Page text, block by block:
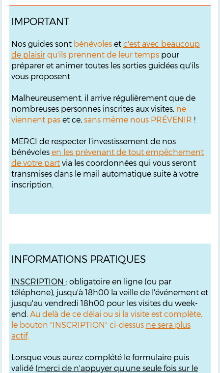
IMPORTANT
Nos guides sont bénévoleset c'est avec beaucoup
de plaisirqu'ils prennent de leur tempspour
préparer et animer toutes les sorties guidées qu'ils
vous proposent.
Malheureusement, il arrive régulièrement que de
nombreuses personnes inscrites aux visites, ne
viennent paset ce, sans même nous PRÉVENIR !
MERCI de respecter l'investissement de nos
bénévoles en les prévenant de tout empêchement
de votre partvia les coordonnées qui vous seront
transmises dans le mail automatique suite à votre
inscription.
INFORMATIONS PRATIQUES
INSCRIPTION : obligatoire en ligne (ou par
téléphone), jusqu'à 18h00 la veille de l'événement et
jusqu'au vendredi 18h00 pour les visites du week-
end. Au delà de ce délai ou si la visite est complète,
le bouton "INSCRIPTION" ci-dessus ne sera plus
actif.
Lorsque vous aurez complété le formulaire puis
validé (merci de n'appuyer qu'une seule fois sur le